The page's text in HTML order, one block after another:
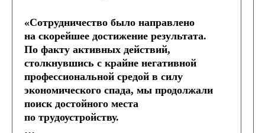
«Сотрудничество было направлено
на скорейшее достижение результата.
По факту активных действий,
столкнувшись с крайне негативной
профессиональной средой в силу
экономического спада, мы продолжали
поиск достойного места
по трудоустройству.